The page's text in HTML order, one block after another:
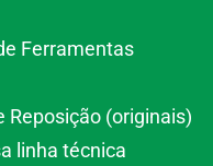
Ferramentas
Reposição (originais)
linha técnica